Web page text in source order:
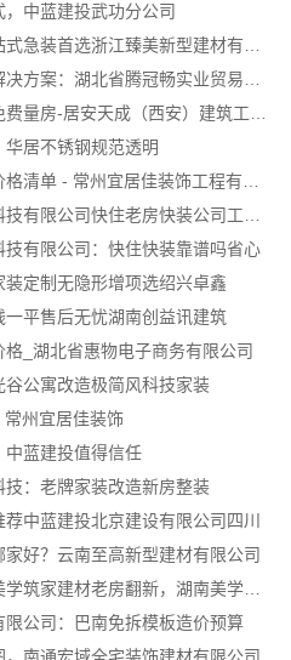
中蓝建投武功分公司
居不锈钢规范透明
技有限公司：快住快装靠谱吗省心
定制无隐形增项选绍兴卓鑫
平售后无忧湖南创益讯建筑
_湖北省惠物电子商务有限公司
谷公寓改造极简风科技家装
州宜居佳装饰
中蓝建投值得信任
技：老牌家装改造新房整装
中蓝建投北京建设有限公司四川
好？云南至高新型建材有限公司
湖南装修公司湖南美学筑家建材老房翻新，湖南美学筑家建材有限公司焕新你的生活
公司：巴南免拆模板造价预算